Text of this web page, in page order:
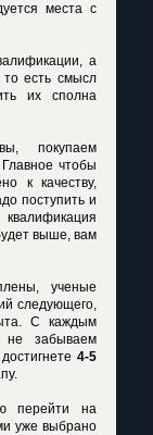
места с
а
то есть смысл
их сполна
покупаем
чтобы
к качеству,
поступить и
выше, вам
ученые
следующего,
С каждым
забываем
4-5
перейти на
уже выбрано